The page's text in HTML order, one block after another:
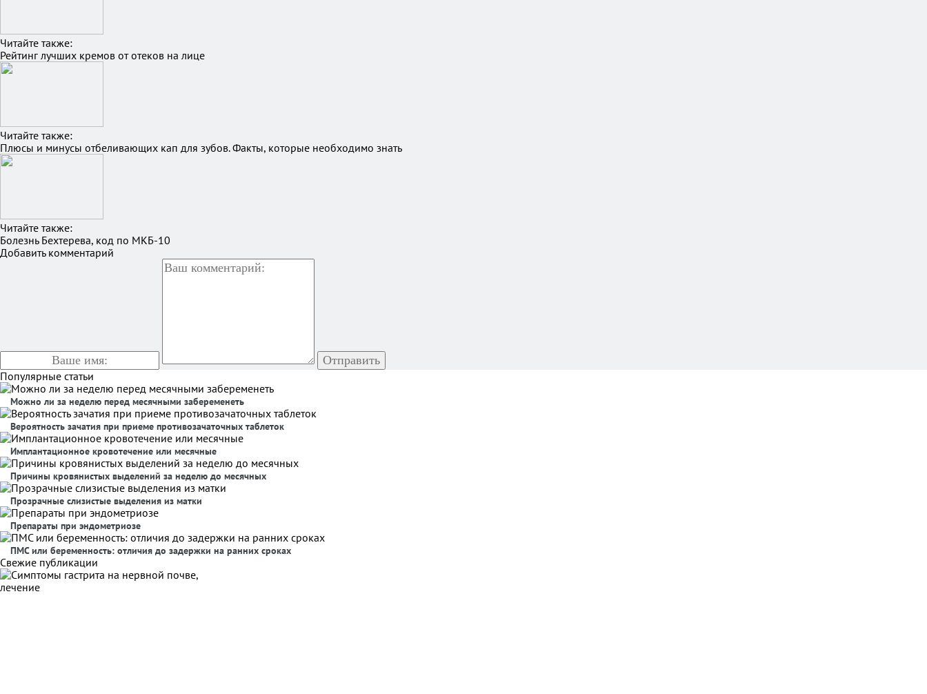
Читайте также:
Рейтинг лучших кремов от отеков на лице
Читайте также:
Плюсы и минусы отбеливающих кап для зубов. Факты, которые необходимо знать
Читайте также:
Болезнь Бехтерева, код по МКБ-10
Добавить комментарий
Популярные статьи
Можно ли за неделю перед месячными забеременеть
Вероятность зачатия при приеме противозачаточных таблеток
Имплантационное кровотечение или месячные
Причины кровянистых выделений за неделю до месячных
Прозрачные слизистые выделения из матки
Препараты при эндометриозе
ПМС или беременность: отличия до задержки на ранних сроках
Свежие публикации